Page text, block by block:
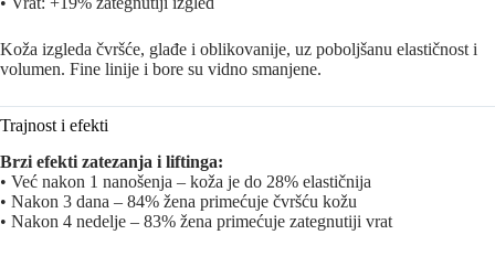
Koža izgleda čvršće, glađe i oblikovanije, uz poboljšanu elastičnost i
volumen. Fine linije i bore su vidno smanjene.
Trajnost i efekti
Brzi efekti zatezanja i liftinga:
• Već nakon 1 nanošenja – koža je do 28% elastičnija
• Nakon 3 dana – 84% žena primećuje čvršću kožu
• Nakon 4 nedelje – 83% žena primećuje zategnutiji vrat